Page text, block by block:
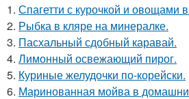
1. Спагетти с курочкой и овощами
2. Рыбка в кляре на минералке.
3. Пасхальный сдобный каравай.
4. Лимонный освежающий пирог.
5. Куриные желудочки по-корейски.
6. Маринованная мойва в